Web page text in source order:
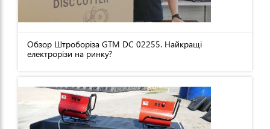
Обзор Штроборіза GTM DC 02255. Найкращі
електрорізи на ринку?